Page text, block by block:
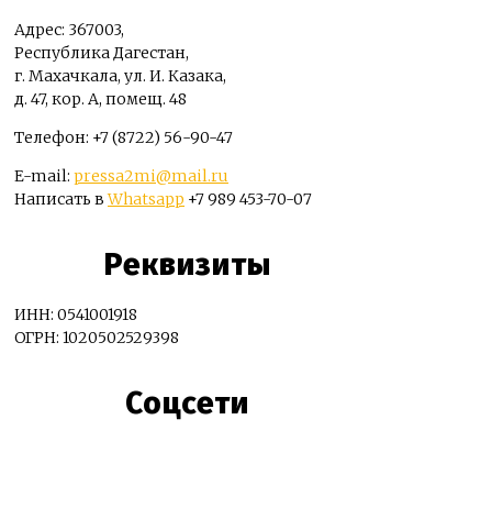
Адрес: 367003,
Республика Дагестан,
г. Махачкала, ул. И. Казака,
д. 47, кор. А, помещ. 48
Телефон: +7 (8722) 56-90-47
E-mail: pressa2mi@mail.ru
Написать вWhatsapp +7 989 453-70-07
Реквизиты
ИНН: 0541001918
ОГРН: 1020502529398
Соцсети